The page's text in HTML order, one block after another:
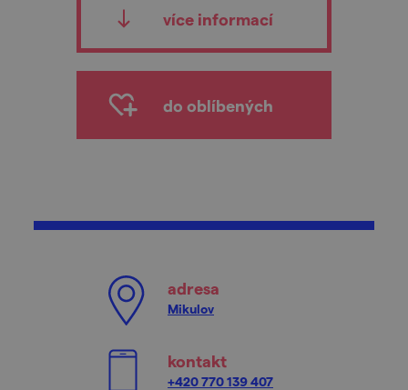
více informací
do oblíbených
adresa
Mikulov
kontakt
+420 770 139 407